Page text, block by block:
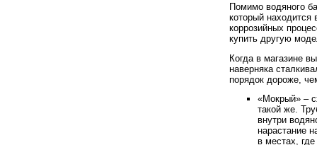
Помимо водяного
который находится
коррозийных
купить другую
Когда в магазине
наверняка
порядок дороже,
«Мокрый» –
такой же.
внутри
нарастание
в местах,